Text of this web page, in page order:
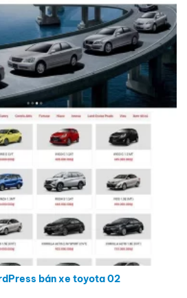
bán xe toyota 02